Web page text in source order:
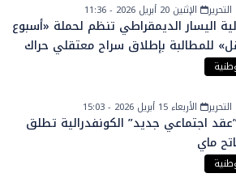
الإثنين 20 أبريل 2026 - 11:36
اليسار الديمقراطي تنظم لحملة «أسبوع
للمطالبة بإطلاق سراح معتقلي حراك
الأربعاء 15 أبريل 2026 - 15:03
اجتماعي جديد” الكونفدرالية تطلق
ماي